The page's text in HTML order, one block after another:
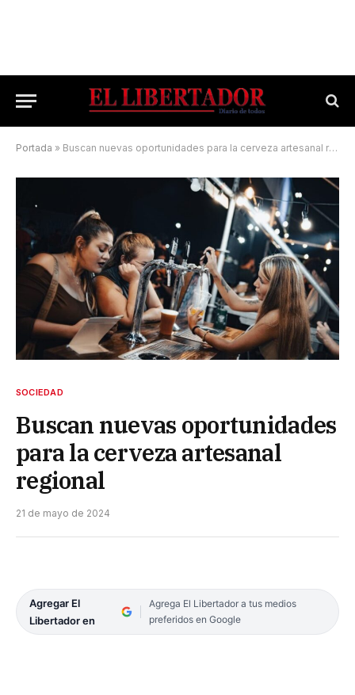
Portada » Buscan nuevas oportunidades para la cerveza artesanal regional
SOCIEDAD
Buscan nuevas oportunidades
para la cerveza artesanal
regional
21 de mayo de 2024
Agregar El
Libertador en
Agrega El Libertador a tus medios
preferidos en Google